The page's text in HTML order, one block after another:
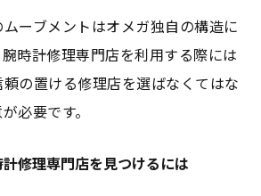
ーブメントはオメガ独自の構造に
時計修理専門店を利用する際には
の置ける修理店を選ばなくてはな
必要です。
修理専門店を見つけるには